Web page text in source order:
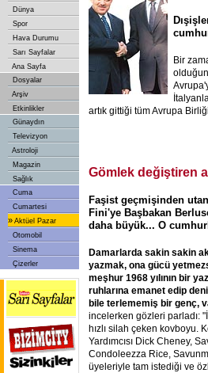
Dünya
Spor
Hava Durumu
Sarı Sayfalar
Ana Sayfa
Dosyalar
Arşiv
Etkinlikler
Günaydın
Televizyon
Astroloji
Magazin
Sağlık
Cuma
Cumartesi
» Aktüel Pazar
Otomobil
Sinema
Çizerler
Bir
artık gittiği tüm Avrupa
Gömlek değiştiren
Faşist geçmişinden
Fini'ye Başbakan
daha büyük... O
Damarlarda sakin sakin
yazmak, ona gücü
meşhur 1968 yılının bir
ruhlarına emanet edip
bile terlememiş bir genç,
incelerken gözleri parladı:
hızlı silah çeken kovboyu.
Yardımcısı Dick Cheney,
Condoleezza Rice,
üyeleriyle tam istediği ve